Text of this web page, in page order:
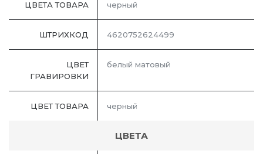
ЦВЕТА ТОВАРА черный
ШТРИХКОД 4620752624499
ЦВЕТ
ГРАВИРОВКИ
белый матовый
ЦВЕТ ТОВАРА черный
ЦВЕТА